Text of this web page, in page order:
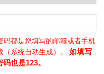
码都是您填写的邮箱或者手机
系统自动生成）。 如填写
也是123。